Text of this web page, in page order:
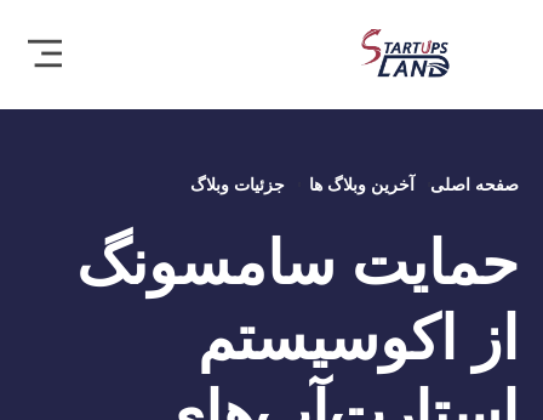
صفحه اصلی آخرین وبلاگ ها جزئیات وبلاگ
حمایت سامسونگ
از اکوسیستم